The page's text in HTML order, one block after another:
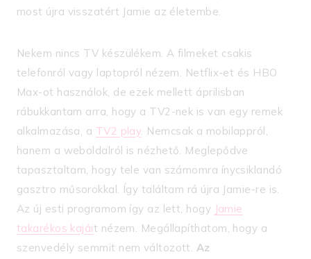
most újra visszatért Jamie az életembe.
Nekem nincs TV készülékem. A filmeket csakis
telefonról vagy laptopról nézem. Netflix-et és HBO
Max-ot használok, de ezek mellett áprilisban
rábukkantam arra, hogy a TV2-nek is van egy remek
alkalmazása, a TV2 play. Nemcsak a mobilappról,
hanem a weboldalról is nézhető. Meglepődve
tapasztaltam, hogy tele van számomra ínycsiklandó
gasztro műsorokkal. Így találtam rá újra Jamie-re is.
Az új esti programom így az lett, hogy Jamie
takarékos kajáit nézem. Megállapíthatom, hogy a
szenvedély semmit nem változott. Az